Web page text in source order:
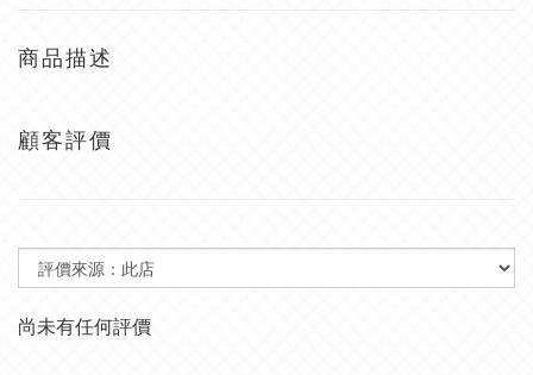
商品描述
顧客評價
尚未有任何評價